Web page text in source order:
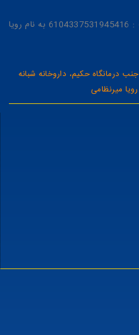
شماره کارت جهت خرید محصولات : 6104337531945416 به نام رویا
درمانگاه حکیم، داروخانه شبانه
میرنظامی